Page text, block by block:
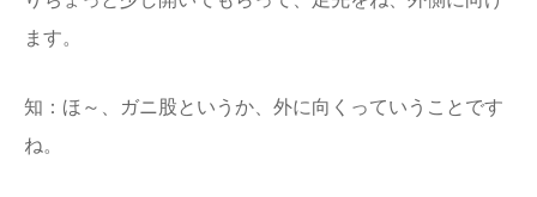
ます。
知：ほ～、ガニ股というか、外に向くっていうことです
ね。